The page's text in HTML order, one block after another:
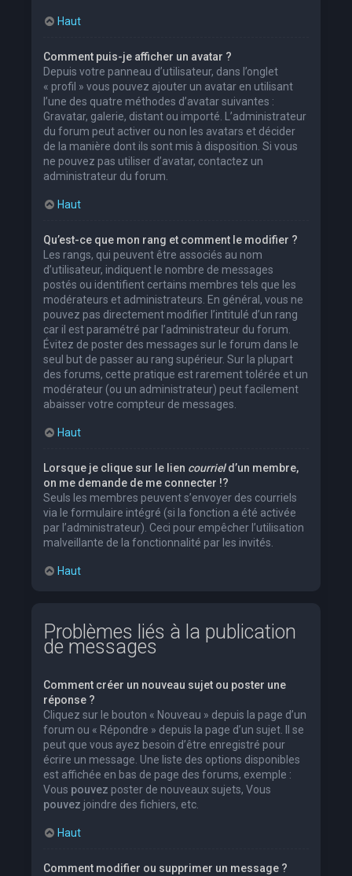
Haut
Comment puis-je afficher un avatar ?
Depuis votre panneau d’utilisateur, dans l’onglet
« profil » vous pouvez ajouter un avatar en utilisant
l’une des quatre méthodes d’avatar suivantes :
Gravatar, galerie, distant ou importé. L’administrateur
du forum peut activer ou non les avatars et décider
de la manière dont ils sont mis à disposition. Si vous
ne pouvez pas utiliser d’avatar, contactez un
administrateur du forum.
Haut
Qu’est-ce que mon rang et comment le modifier ?
Les rangs, qui peuvent être associés au nom
d’utilisateur, indiquent le nombre de messages
postés ou identifient certains membres tels que les
modérateurs et administrateurs. En général, vous ne
pouvez pas directement modifier l’intitulé d’un rang
car il est paramétré par l’administrateur du forum.
Évitez de poster des messages sur le forum dans le
seul but de passer au rang supérieur. Sur la plupart
des forums, cette pratique est rarement tolérée et un
modérateur (ou un administrateur) peut facilement
abaisser votre compteur de messages.
Haut
Lorsque je clique sur le lien courrield’un membre,
on me demande de me connecter !?
Seuls les membres peuvent s’envoyer des courriels
via le formulaire intégré (si la fonction a été activée
par l’administrateur). Ceci pour empêcher l’utilisation
malveillante de la fonctionnalité par les invités.
Haut
Problèmes liés à la publication
de messages
Comment créer un nouveau sujet ou poster une
réponse ?
Cliquez sur le bouton « Nouveau » depuis la page d’un
forum ou « Répondre » depuis la page d’un sujet. Il se
peut que vous ayez besoin d’être enregistré pour
écrire un message. Une liste des options disponibles
est affichée en bas de page des forums, exemple :
Vous pouvez poster de nouveaux sujets, Vous
pouvez joindre des fichiers, etc.
Haut
Comment modifier ou supprimer un message ?